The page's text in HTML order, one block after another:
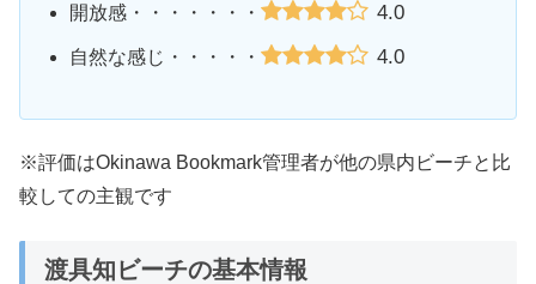
開放感・・・・・・・ 4.0
自然な感じ・・・・・ 4.0
※評価はOkinawa Bookmark管理者が他の県内ビーチと比
較しての主観です
渡具知ビーチの基本情報